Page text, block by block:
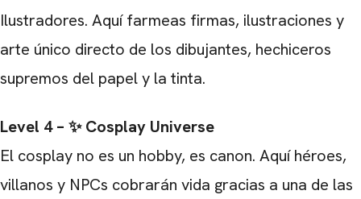
Ilustradores. Aquí farmeas firmas, ilustraciones y
arte único directo de los dibujantes, hechiceros
supremos del papel y la tinta.
Level 4 – ✨ Cosplay Universe
El cosplay no es un hobby, es canon. Aquí héroes,
villanos y NPCs cobrarán vida gracias a una de las